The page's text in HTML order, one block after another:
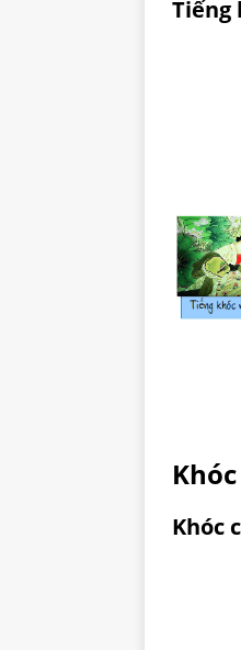
Tiếng
Khóc